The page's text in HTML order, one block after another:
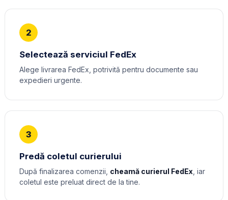
2
Selectează serviciul FedEx
Alege livrarea FedEx, potrivită pentru documente sau
expedieri urgente.
3
Predă coletul curierului
După finalizarea comenzii, cheamă curierul FedEx , iar
coletul este preluat direct de la tine.